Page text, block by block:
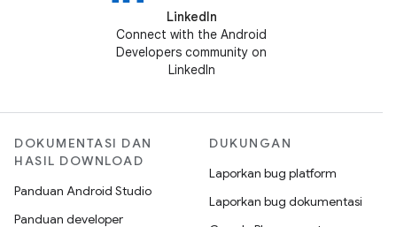
LinkedIn
Connect with the Android
Developers community on
LinkedIn
DOKUMENTASI DAN
HASIL DOWNLOAD
Panduan Android Studio
Panduan developer
DUKUNGAN
Laporkan bug platform
Laporkan bug dokumentasi